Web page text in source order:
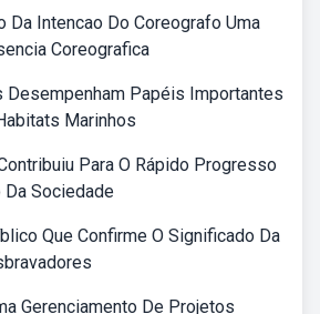
Da Intencao Do Coreografo Uma
Coreografica
Desempenham Papéis Importantes
Marinhos
Para O Rápido Progresso
Sociedade
Que Confirme O Significado Da
Gerenciamento De Projetos